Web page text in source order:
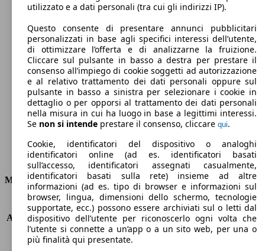
110 g/km
Emissioni di CO2 (combinato)*
Consumi
Motore e Prestazioni
KW (PS)
88 kW (120 PS)
Accelerazione (0-100 km/h)
10.7s
Velocità massima (km/h)
189 km/h
Numero di marce
8
utilizzato e a dati personali (tra cui gli indirizzi IP).
Questo consente di presentare annunci pubblicitari
personalizzati in base agli specifici interessi dell’utente,
di ottimizzare l’offerta e di analizzarne la fruizione.
Cliccare sul pulsante in basso a destra per prestare il
consenso all’impiego di cookie soggetti ad autorizzazione
e al relativo trattamento dei dati personali oppure sul
pulsante in basso a sinistra per selezionare i cookie in
dettaglio o per opporsi al trattamento dei dati personali
nella misura in cui ha luogo in base a legittimi interessi.
Se non si intende prestare il consenso, cliccare qui.
Cookie, identificatori del dispositivo o analoghi
identificatori online (ad es. identificatori basati
sull’accesso, identificatori assegnati casualmente,
identificatori basati sulla rete) insieme ad altre
informazioni (ad es. tipo di browser e informazioni sul
browser, lingua, dimensioni dello schermo, tecnologie
supportate, ecc.) possono essere archiviati sul o letti dal
dispositivo dell’utente per riconoscerlo ogni volta che
l’utente si connette a un’app o a un sito web, per una o
più finalità qui presentate.